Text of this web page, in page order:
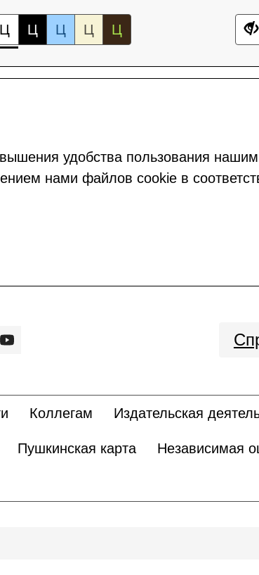
Ц Ц Ц Ц Ц
удобства пользования
нами файлов cookie в
Коллегам Издательская
Пушкинская карта Независимая